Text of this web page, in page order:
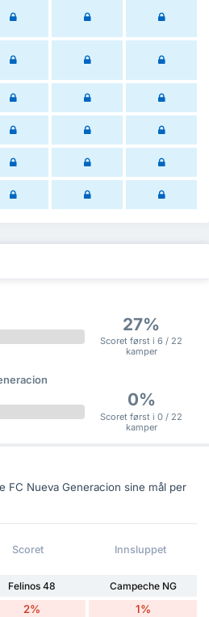
27%
Scoret først i 6 / 22
kamper
0%
Scoret først i 0 / 22
kamper
FC Nueva Generacion sine mål per
Scoret Innsluppet
Felinos 48
Campeche NG
2% 1%